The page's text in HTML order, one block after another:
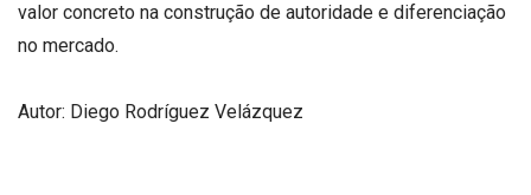
valor concreto na construção de autoridade e diferenciação
no mercado.
Autor: Diego Rodríguez Velázquez